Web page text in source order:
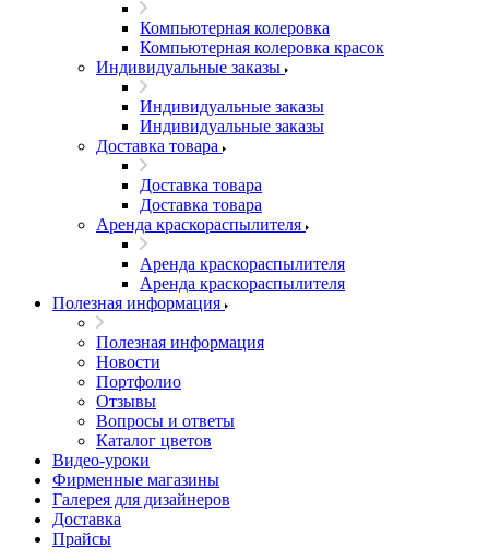
Компьютерная колеровка
Компьютерная колеровка красок
Индивидуальные заказы
Индивидуальные заказы
Индивидуальные заказы
Доставка товара
Доставка товара
Доставка товара
Аренда краскораспылителя
Аренда краскораспылителя
Аренда краскораспылителя
Полезная информация
Полезная информация
Новости
Портфолио
Отзывы
Вопросы и ответы
Каталог цветов
Видео-уроки
Фирменные магазины
Галерея для дизайнеров
Доставка
Прайсы